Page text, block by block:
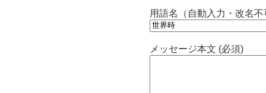
用語名（自動入力・改名不
メッセージ本文 (必須)